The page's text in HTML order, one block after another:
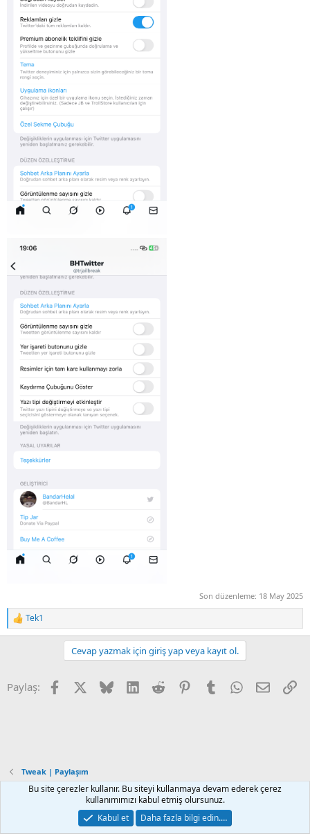
Son düzenleme: 18 May 2025
R
e
o
Tek1
Cevap yazmak için giriş yap veya kayıt ol.
Paylaş: Facebook BlueskyLinkedInReddit PinterestTumblr WhatsApp
E-posta
Tweak | Paylaşım
Türkçe (TR)
Gizlilik Yardım Ana sayfa
R
Bu site çerezler kullanır. Bu siteyi kullanmaya devam ederek çerez
kullanımımızı kabul etmiş olursunuz.
Kabul et
Daha fazla bilgi edin.…